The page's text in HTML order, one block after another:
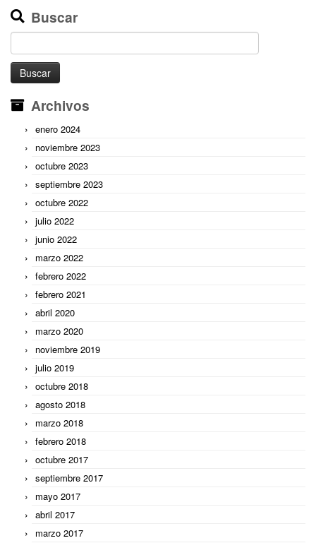
Buscar
Buscar:
Archivos
enero 2024
noviembre 2023
octubre 2023
septiembre 2023
octubre 2022
julio 2022
junio 2022
marzo 2022
febrero 2022
febrero 2021
abril 2020
marzo 2020
noviembre 2019
julio 2019
octubre 2018
agosto 2018
marzo 2018
febrero 2018
octubre 2017
septiembre 2017
mayo 2017
abril 2017
marzo 2017